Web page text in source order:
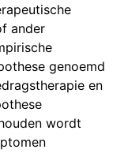
ander
genoemd
en
wordt